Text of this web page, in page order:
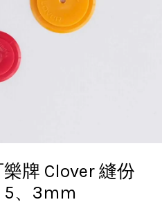
牌 Clover 縫份
5、3mm